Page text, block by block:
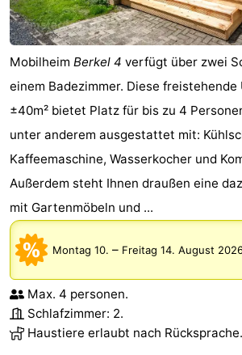
Mobilheim Berkel 4 verfügt über zwei
einem Badezimmer. Diese
±40m² bietet Platz für bis zu 4
unter anderem ausgestattet mit:
Kaffeemaschine, Wasserkocher und
Außerdem steht Ihnen draußen eine
mit Gartenmöbeln und ...
Montag 10. – Freitag 14. August
Max. 4 personen.
Schlafzimmer: 2.
Haustiere erlaubt nach Rücksprache.